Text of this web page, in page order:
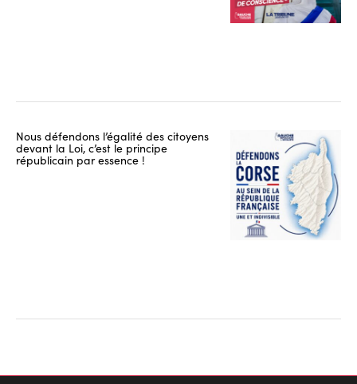
Nous défendons l’égalité des citoyens
devant la Loi, c’est le principe
républicain par essence !